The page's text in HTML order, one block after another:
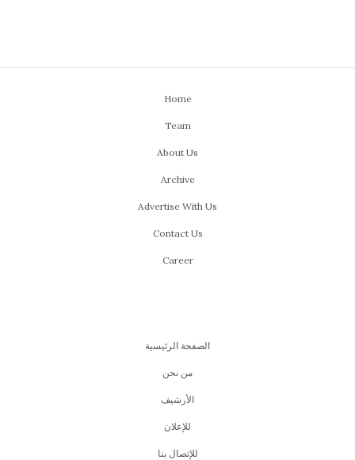
Home
Team
About Us
Archive
Advertise With Us
Contact Us
Career
الصفحة الرئيسية
من نحن
اﻷرشيف
للإعلان
للإتصال بنا